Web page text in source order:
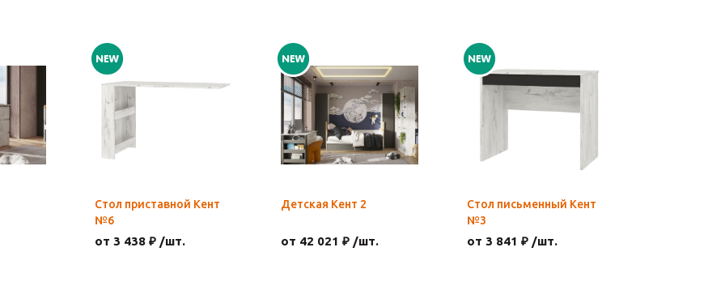
Стол приставной Кент
№6
от 3 438 ₽ /шт.
Детская Кент 2
от 42 021 ₽ /шт.
Стол письменный Кент
№3
от 3 841 ₽ /шт.